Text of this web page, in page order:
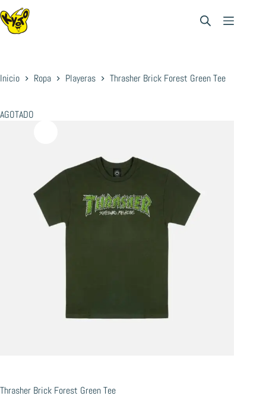
Saltar
al
contenido
Inicio Ropa Playeras Thrasher Brick Forest Green Tee
AGOTADO
Thrasher Brick Forest Green Tee